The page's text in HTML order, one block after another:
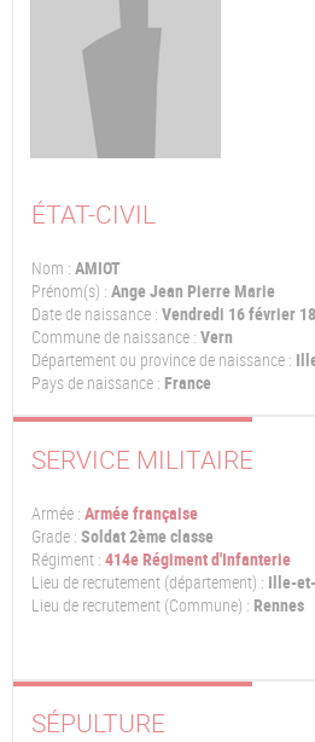
ÉTAT-CIVIL
Nom : AMIOT
Prénom(s) : Ange Jean Pierre Marie
Date de naissance : Vendredi 16 février
Commune de naissance : Vern
Département ou province de naissance :
Pays de naissance : France
SERVICE MILITAIRE
Armée : Armée française
Grade : Soldat 2ème classe
Régiment : 414e Régiment d'Infanterie
Lieu de recrutement (département) : Ille-
Lieu de recrutement (Commune) : Rennes
SÉPULTURE